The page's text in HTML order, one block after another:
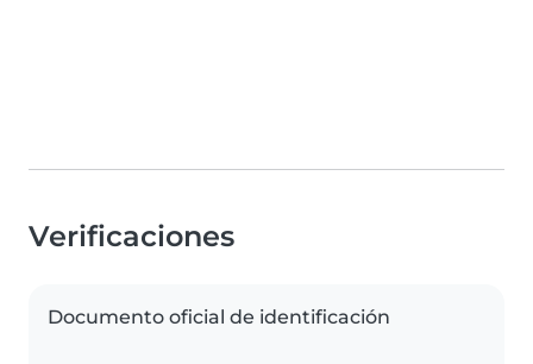
Verificaciones
Documento oficial de identificación